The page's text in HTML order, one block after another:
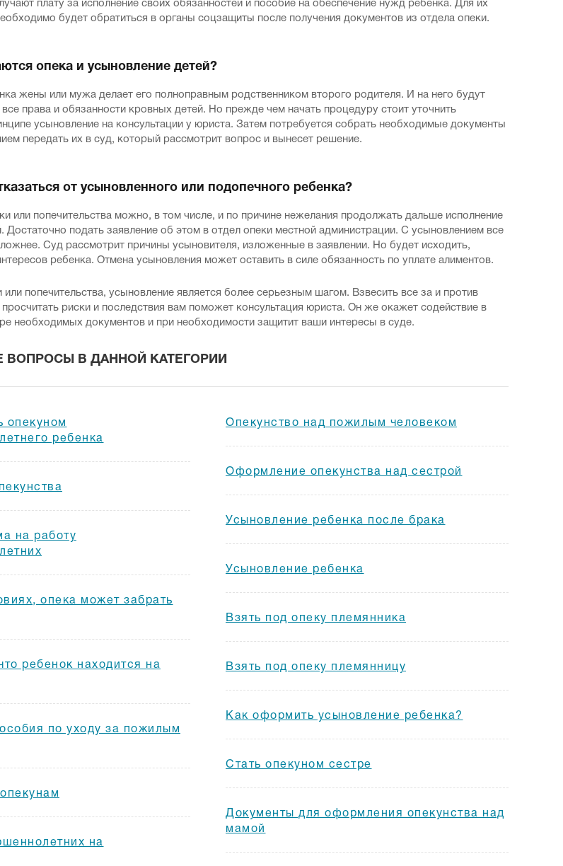
плату за исполнение своих обязанностей и пособие на обеспечение нужд ребенка. Для их
будет обратиться в органы соцзащиты после получения документов из отдела опеки.
опека и усыновление детей?
жены или мужа делает его полноправным родственником второго родителя. И на него будут
все права и обязанности кровных детей. Но прежде чем начать процедуру стоит уточнить
усыновление на консультации у юриста. Затем потребуется собрать необходимые документы
передать их в суд, который рассмотрит вопрос и вынесет решение.
от усыновленного или подопечного ребенка?
или попечительства можно, в том числе, и по причине нежелания продолжать дальше исполнение
Достаточно подать заявление об этом в отдел опеки местной администрации. С усыновлением все
Суд рассмотрит причины усыновителя, изложенные в заявлении. Но будет исходить,
ребенка. Отмена усыновления может оставить в силе обязанность по уплате алиментов.
или попечительства, усыновление является более серьезным шагом. Взвесить все за и против
риски и последствия вам поможет консультация юриста. Он же окажет содействие в
необходимых документов и при необходимости защитит ваши интересы в суде.
ВОПРОСЫ В ДАННОЙ КАТЕГОРИИ
опекуном
ребенка
на работу
опека может забрать
ребенок находится на
по уходу за пожилым
на
Опекунство над пожилым человеком
Оформление опекунства над сестрой
Усыновление ребенка после брака
Усыновление ребенка
Взять под опеку племянника
Взять под опеку племянницу
Как оформить усыновление ребенка?
Стать опекуном сестре
Документы для оформления опекунства над
мамой